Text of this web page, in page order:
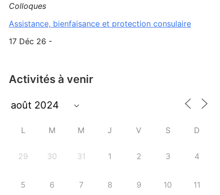
Colloques
Assistance, bienfaisance et protection consulaire
17 Déc 26 -
Activités à venir
L M M J V S D
29 30 31 1 2 3 4
5 6 7 8 9 10 11